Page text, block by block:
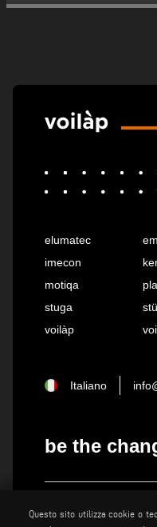
elumatec
imecon
motiqa
stuga
voilàp
Italiano
be the
Questo sito utilizza cookie o